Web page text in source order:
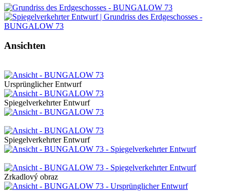
Ansichten
Ursprünglicher Entwurf
Spiegelverkehrter Entwurf
Spiegelverkehrter Entwurf
Zrkadlový obraz